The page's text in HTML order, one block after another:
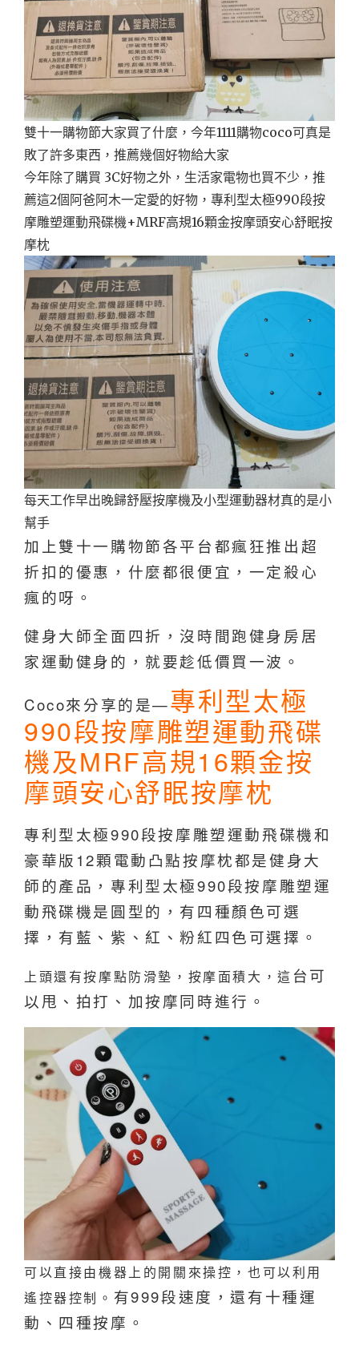
雙十一購物節大家買了什麼，今年1111購物coco可真是
敗了許多東西，推薦幾個好物給大家
今年除了購買 3C好物之外，生活家電物也買不少，推
薦這2個阿爸阿木一定愛的好物，專利型太極990段按
摩雕塑運動飛碟機+MRF高規16顆金按摩頭安心舒眠按
摩枕
每天工作早出晚歸舒壓按摩機及小型運動器材真的是小
幫手
加上雙十一購物節各平台都瘋狂推出超
折扣的優惠，什麼都很便宜，一定殺心
瘋的呀。
健身大師全面四折，沒時間跑健身房居
家運動健身的，就要趁低價買一波。
Coco來分享的是—專利型太極
990段按摩雕塑運動飛碟
機及MRF高規16顆金按
摩頭安心舒眠按摩枕
專利型太極990段按摩雕塑運動飛碟機和
豪華版12顆電動凸點按摩枕都是健身大
師的產品， 專利型太極990段按摩雕塑運
動飛碟機是圓型的， 有四種顏色可選
擇， 有藍 、紫 、紅、粉紅四色可選擇。
上頭還有按摩點防滑墊，按摩面積大，這 台可
以甩、拍打、加按摩同時進行。
可以直接由機器上的開關來操控，也可以利用
遙控器控制。 有999段速度，還有十種運
動、四種按摩。